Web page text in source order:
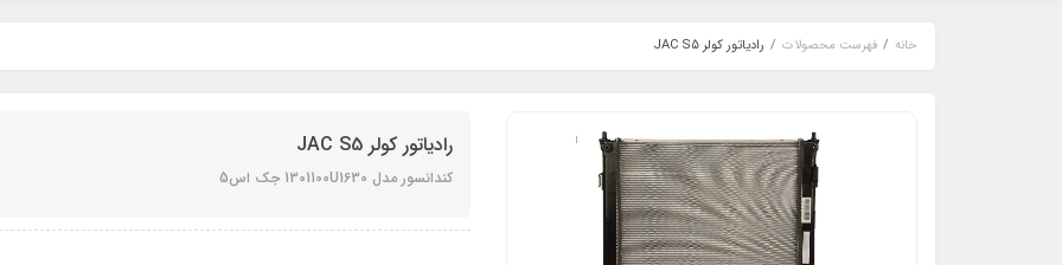
خانه فهرست محصولات رادیاتور کولر JAC S5
رادیاتور کولر JAC S5
کندانسور مدل 1301100U1630 جک اس5